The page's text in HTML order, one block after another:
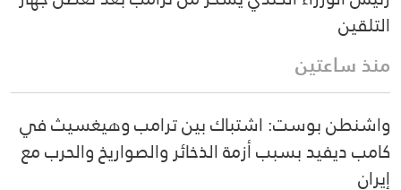
التلقين
منذ ساعتين
واشنطن بوست: اشتباك بين ترامب وهيغسيث في
كامب ديفيد بسبب أزمة الذخائر والصواريخ والحرب مع
إيران